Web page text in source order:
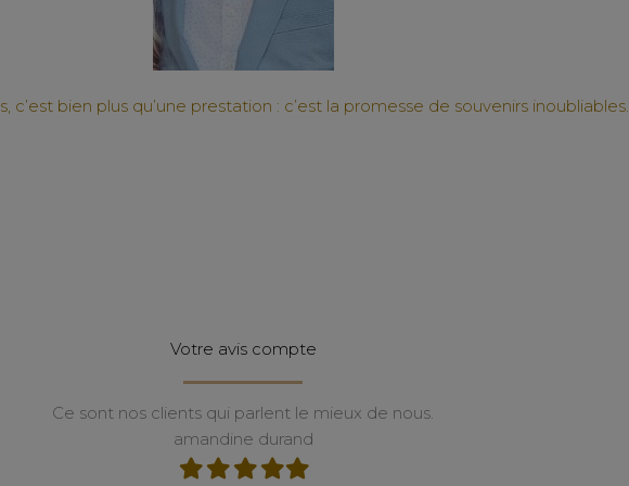
c’est bien plus qu’une prestation : c’est la promesse de souvenirs inoubliables.
Votre avis compte
Ce sont nos clients qui parlent le mieux de nous.
Ania Bourai
FilledFilledFilledFilledFilled